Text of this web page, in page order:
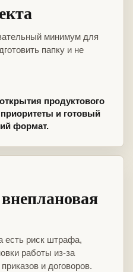
минимум для
папку и не
продуктового
и готовый
формат.
есть риск штрафа,
работы из-за
и договоров.